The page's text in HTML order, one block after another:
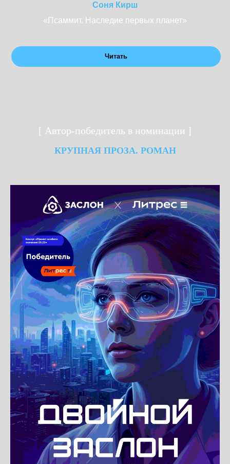
Соня Кирш
«Псаммит. Наследие первых планет»
Читать
[ Автор-победитель в номинации ]
КРУПНАЯ ПРОЗА. РОМАН